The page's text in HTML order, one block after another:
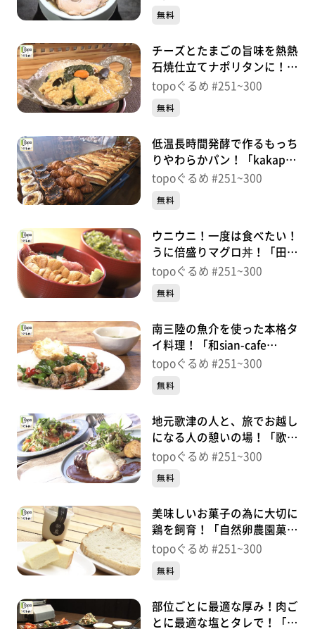
無料
チーズとたまごの旨味を熱熱
石焼仕立てナポリタンに！
「卵匠家吟」（岩沼市押分志
topoぐるめ #251~300
無料
低温長時間発酵で作るもっち
りやわらかパン！「kakapo
BAKERY」（名取市美田園）
topoぐるめ #251~300
無料
ウニウニ！一度は食べたい！
うに倍盛りマグロ丼！「田束
食堂」（南三陸町歌津伊里
topoぐるめ #251~300
無料
南三陸の魚介を使った本格タ
イ料理！「和sian-cafe
aimaki」（南三陸町歌津長
topoぐるめ #251~300
無料
地元歌津の人と、旅でお越し
になる人の憩いの場！「歌旅
人」（南三陸町歌津伊里前）
topoぐるめ #251~300
無料
美味しいお菓子の為に大切に
鶏を飼育！「自然卵農園菓子
工房」（南三陸町歌津伊里
topoぐるめ #251~300
無料
部位ごとに最適な厚み！肉ご
とに最適な塩とタレで！「焼